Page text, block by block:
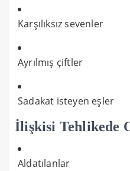
Karşılıksız sevenler
Ayrılmış çiftler
Sadakat isteyen eşler
İlişkisi Tehlikede
Aldatılanlar